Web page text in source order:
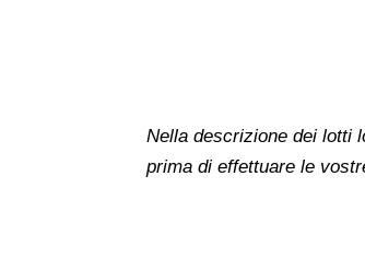
Nella descrizione dei lotti
prima di effettuare le